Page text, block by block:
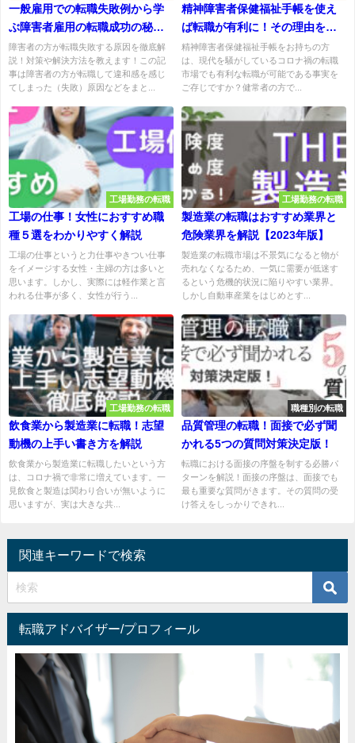
一般雇用での転職失敗例から学
ぶ障害者雇用の転職成功の秘
訣！
障害者の方が転職失敗する原因を徹底解
説！対策や解決方法を教えます！この記
事は障害者の方が転職して違和感を感じ
てしまった（失敗）原因などをまと...
精神障害者保健福祉手帳を使え
ば転職が有利に！その理由を解
説
精神障害者保健福祉手帳をお持ちの方
は、現代を騒がしているコロナ禍の転職
市場でも有利な転職が可能である事実を
ご存じですか？健常者の方で...
工場勤務の転職
工場の仕事！女性におすすめ職
種５選をわかりやすく解説
工場の仕事というと力仕事やきつい仕事
をイメージする女性・主婦の方は多いと
思います。しかし、実際には軽作業と言
われる仕事が多く、女性が行う...
工場勤務の転職
製造業の転職はおすすめ業界と
危険業界を解説【2023年版】
製造業の転職市場は不景気になると物が
売れなくなるため、一気に需要が低迷す
るという危機的状況に陥りやすい業界。
しかし自動車産業をはじめとす...
工場勤務の転職
飲食業から製造業に転職！志望
動機の上手い書き方を解説
飲食業から製造業に転職したいという方
は、コロナ禍で非常に増えています。一
見飲食と製造は関わり合いが無いように
思いますが、実は大きな共...
職種別の転職
品質管理の転職！面接で必ず聞
かれる5つの質問対策決定版！
転職における面接の序盤を制する必勝パ
ターンを解説！面接の序盤は、面接でも
最も重要な質問がきます。その質問の受
け答えをしっかりできれ...
関連キーワードで検索
転職アドバイザー/プロフィール